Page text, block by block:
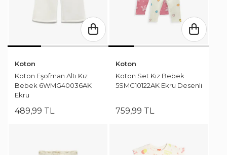
Koton
Koton Eşofman Altı Kız
Bebek 6WMG40036AK
Ekru
489,99 TL
Koton
Koton Set Kız Bebek
5SMG10122AK Ekru Desenli
759,99 TL